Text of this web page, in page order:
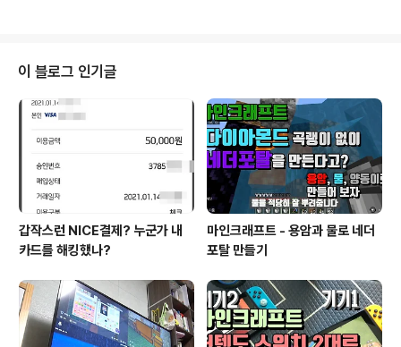
되었기 때문입니다. 1번 3번 포트가 충전이 잘 안되었고 유
난히 1번이 더 심했던 거 같습니다. 1번 포트에 충전을 연결
해 두고 자고 일어나면 아침에 기기가 충전이 되어 있는 게
아니고 오히려 꺼져있었습니다. 저의 아이폰 X와 화웨이
태블릿에서 그런 모습을 목격했고요. 다른 포트에 연결하
이 블로그 인기글
갑작스런 NICE결제? 누군가 내
카드를 해킹했나?
마인크래프트 - 용암과 물로 네더
포탈 만들기